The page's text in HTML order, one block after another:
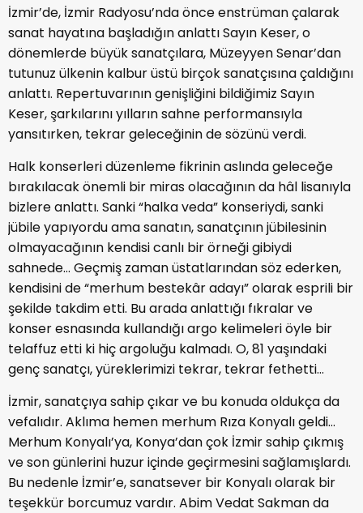
İzmir’de, İzmir Radyosu’nda önce enstrüman çalarak
sanat hayatına başladığın anlattı Sayın Keser, o
dönemlerde büyük sanatçılara, Müzeyyen Senar’dan
tutunuz ülkenin kalbur üstü birçok sanatçısına çaldığını
anlattı. Repertuvarının genişliğini bildiğimiz Sayın
Keser, şarkılarını yılların sahne performansıyla
yansıtırken, tekrar geleceğinin de sözünü verdi.
Halk konserleri düzenleme fikrinin aslında geleceğe
bırakılacak önemli bir miras olacağının da hâl lisanıyla
bizlere anlattı. Sanki “halka veda” konseriydi, sanki
jübile yapıyordu ama sanatın, sanatçının jübilesinin
olmayacağının kendisi canlı bir örneği gibiydi
sahnede… Geçmiş zaman üstatlarından söz ederken,
kendisini de “merhum bestekâr adayı” olarak esprili bir
şekilde takdim etti. Bu arada anlattığı fıkralar ve
konser esnasında kullandığı argo kelimeleri öyle bir
telaffuz etti ki hiç argoluğu kalmadı. O, 81 yaşındaki
genç sanatçı, yüreklerimizi tekrar, tekrar fethetti…
İzmir, sanatçıya sahip çıkar ve bu konuda oldukça da
vefalıdır. Aklıma hemen merhum Rıza Konyalı geldi…
Merhum Konyalı’ya, Konya’dan çok İzmir sahip çıkmış
ve son günlerini huzur içinde geçirmesini sağlamışlardı.
Bu nedenle İzmir’e, sanatsever bir Konyalı olarak bir
teşekkür borcumuz vardır. Abim Vedat Sakman da